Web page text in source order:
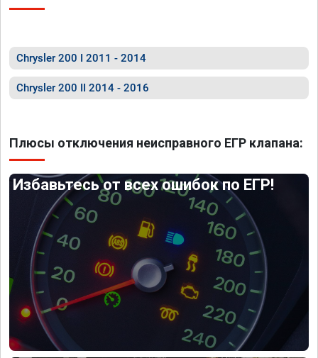
Chrysler 200 I 2011 - 2014
Chrysler 200 II 2014 - 2016
Плюсы отключения неисправного ЕГР клапана:
Избавьтесь от всех ошибок по ЕГР!